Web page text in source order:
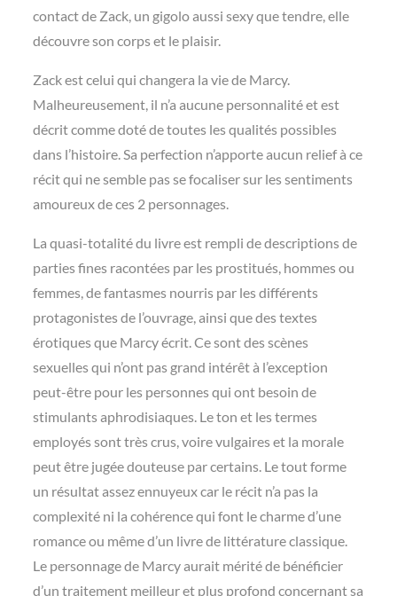
contact de Zack, un gigolo aussi sexy que tendre, elle
découvre son corps et le plaisir.
Zack est celui qui changera la vie de Marcy.
Malheureusement, il n’a aucune personnalité et est
décrit comme doté de toutes les qualités possibles
dans l’histoire. Sa perfection n’apporte aucun relief à ce
récit qui ne semble pas se focaliser sur les sentiments
amoureux de ces 2 personnages.
La quasi-totalité du livre est rempli de descriptions de
parties fines racontées par les prostitués, hommes ou
femmes, de fantasmes nourris par les différents
protagonistes de l’ouvrage, ainsi que des textes
érotiques que Marcy écrit. Ce sont des scènes
sexuelles qui n’ont pas grand intérêt à l’exception
peut-être pour les personnes qui ont besoin de
stimulants aphrodisiaques. Le ton et les termes
employés sont très crus, voire vulgaires et la morale
peut être jugée douteuse par certains. Le tout forme
un résultat assez ennuyeux car le récit n’a pas la
complexité ni la cohérence qui font le charme d’une
romance ou même d’un livre de littérature classique.
Le personnage de Marcy aurait mérité de bénéficier
d’un traitement meilleur et plus profond concernant sa